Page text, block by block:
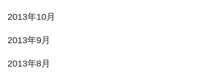
2013年10月
2013年9月
2013年8月